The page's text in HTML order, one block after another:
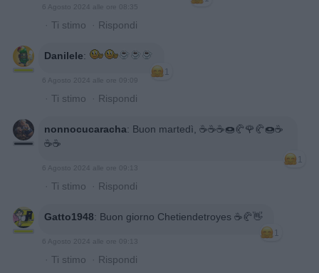
6 Agosto 2024 alle ore 08:35
· Ti stimo · Rispondi
Danilele:
1
6 Agosto 2024 alle ore 09:09
· Ti stimo · Rispondi
nonnocucaracha: Buon martedì, ☕☕☕🍩🥐🌹🥐🍩☕
☕☕
1
6 Agosto 2024 alle ore 09:13
· Ti stimo · Rispondi
Gatto1948: Buon giorno Chetiendetroyes ☕🥐👋
1
6 Agosto 2024 alle ore 09:13
· Ti stimo · Rispondi